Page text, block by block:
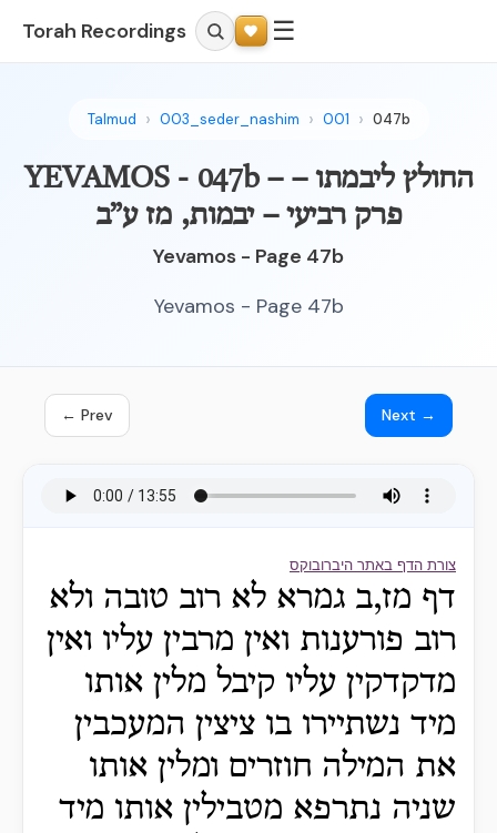
Torah Recordings ☰
Talmud 003_seder_nashim 001 047b
YEVAMOS - 047b – החולץ ליבמתו –
פרק רביעי – יבמות, מז ע”ב
Yevamos - Page 47b
Yevamos - Page 47b
← Prev Next →
צורת הדף באתר היברובוקס
דף מז,ב גמרא לא רוב טובה ולא
רוב פורענות ואין מרבין עליו ואין
מדקדקין עליו קיבל מלין אותו
מיד נשתיירו בו ציצין המעכבין
את המילה חוזרים ומלין אותו
שניה נתרפא מטבילין אותו מיד